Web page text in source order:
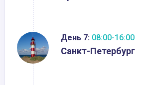
День 7: 08:00-16:00
Санкт-Петербург